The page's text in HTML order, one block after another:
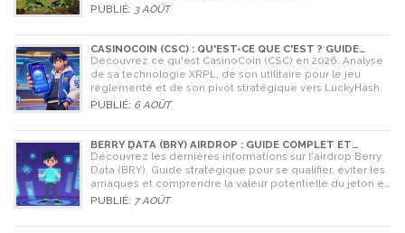
PUBLIÉ: 3 AOÛT
CASINOCOIN (CSC) : QU'EST-CE QUE C'EST ? GUIDE
COMPLET, TOKENOMICS ET AVENIR EN 2026
Découvrez ce qu'est CasinoCoin (CSC) en 2026. Analyse
de sa technologie XRPL, de son utilitaire pour le jeu
réglementé et de son pivot stratégique vers LuckyHash.
PUBLIÉ: 6 AOÛT
BERRY DATA (BRY) AIRDROP : GUIDE COMPLET ET
STRATÉGIES POUR NE RIEN RATER
Découvrez les dernières informations sur l'airdrop Berry
Data (BRY). Guide stratégique pour se qualifier, éviter les
arnaques et comprendre la valeur potentielle du jeton en
2026.
PUBLIÉ: 7 AOÛT